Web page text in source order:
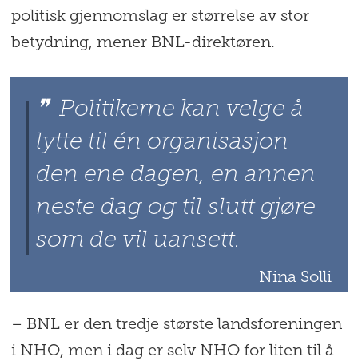
politisk gjennomslag er størrelse av stor
betydning, mener BNL-direktøren.
Politikerne kan velge å
lytte til én organisasjon
den ene dagen, en annen
neste dag og til slutt gjøre
som de vil uansett.
Nina Solli
– BNL er den tredje største landsforeningen
i NHO, men i dag er selv NHO for liten til å